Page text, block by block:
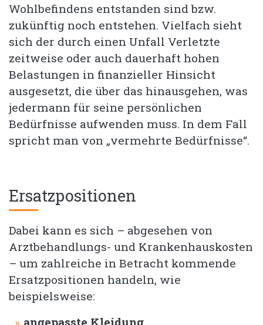
Wohlbefindens entstanden sind bzw.
zukünftig noch entstehen. Vielfach sieht
sich der durch einen Unfall Verletzte
zeitweise oder auch dauerhaft hohen
Belastungen in finanzieller Hinsicht
ausgesetzt, die über das hinausgehen, was
jedermann für seine persönlichen
Bedürfnisse aufwenden muss. In dem Fall
spricht man von „vermehrte Bedürfnisse“.
Ersatzpositionen
Dabei kann es sich – abgesehen von
Arztbehandlungs- und Krankenhauskosten
– um zahlreiche in Betracht kommende
Ersatzpositionen handeln, wie
beispielsweise:
angepasste Kleidung